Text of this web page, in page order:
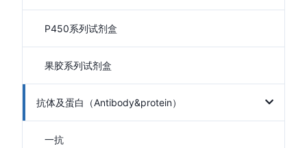
P450系列试剂盒
果胶系列试剂盒
抗体及蛋白（Antibody&protein）
一抗